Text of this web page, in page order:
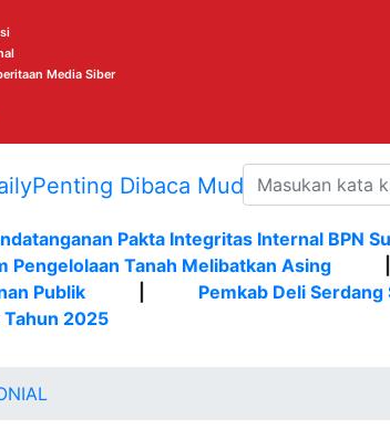
Media Siber
Pakta Integritas Internal BPN
Pengelolaan Tanah Melibatkan Asing
Publik
Pemkab Deli
Tahun 2025